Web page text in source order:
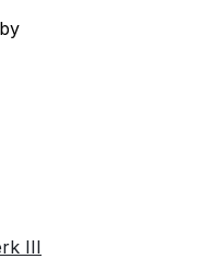
III